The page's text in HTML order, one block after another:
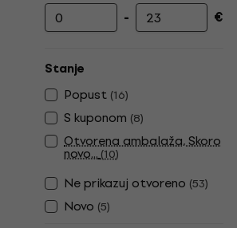
Najniža cijena
- Najviša cijena
€
Stanje
Popust (16)
S kuponom (8)
Otvorena ambalaža, Skoro
novo...(10)
Ne prikazuj otvoreno (53)
Novo (5)